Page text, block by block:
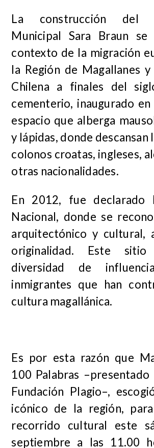
La construcción del
Municipal Sara Braun
contexto de la migración
la Región de Magallanes
Chilena a finales del
cementerio, inaugurado
espacio que alberga
y lápidas, donde descansan
colonos croatas, ingleses,
otras nacionalidades.
En 2012, fue declarado
Nacional, donde se
arquitectónico y cultural,
originalidad. Este
diversidad de
inmigrantes que han
cultura magallánica.
Es por esta razón que
100 Palabras
Fundación Plagio–,
icónico de la región,
recorrido cultural este
septiembre a las 11.00